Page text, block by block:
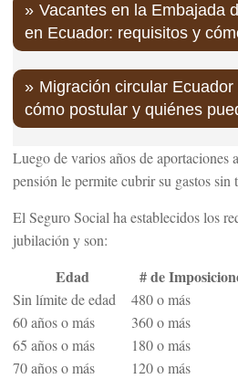
Vacantes en la Embajada
en Ecuador: requisitos y
Migración circular
cómo postular y quiénes
Luego de varios años de aportaciones
pensión le permite cubrir su gastos sin
El Seguro Social ha establecidos los
jubilación y son:
Edad # de
Sin límite de edad 480 o más
60 años o más
360 o más
65 años o más
180 o más
70 años o más
120 o más